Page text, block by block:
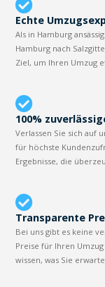
Echte
Als in Hamburg
Hamburg nach
Ziel, um Ihren Umzug
100%
Verlassen Sie sich auf
für höchste
Ergebnisse, die
Transparente
Bei uns gibt es keine
Preise für Ihren
wissen, was Sie